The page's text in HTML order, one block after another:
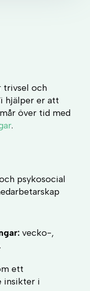
trivsel och
hjälper er att
över tid med
.
psykosocial
vecko-,
ett
insikter i